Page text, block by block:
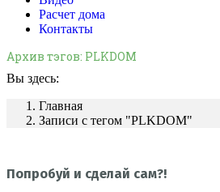
Расчет дома
Контакты
Архив тэгов: PLKDOM
Вы здесь:
Главная
Записи с тегом "PLKDOM"
Попробуй и сделай сам?!